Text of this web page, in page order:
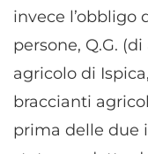
invece l’obbligo
persone, Q.G.
agricolo di
braccianti
prima delle due